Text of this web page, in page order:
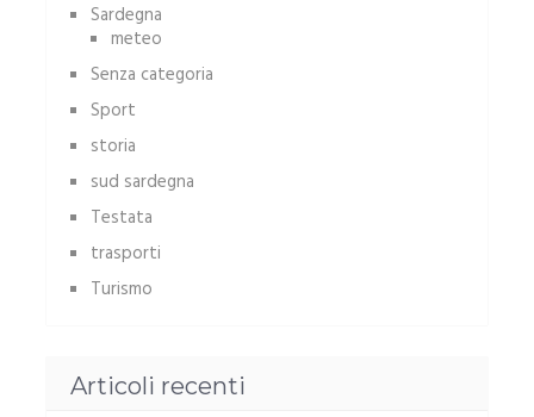
Sardegna
meteo
Senza categoria
Sport
storia
sud sardegna
Testata
trasporti
Turismo
Articoli recenti